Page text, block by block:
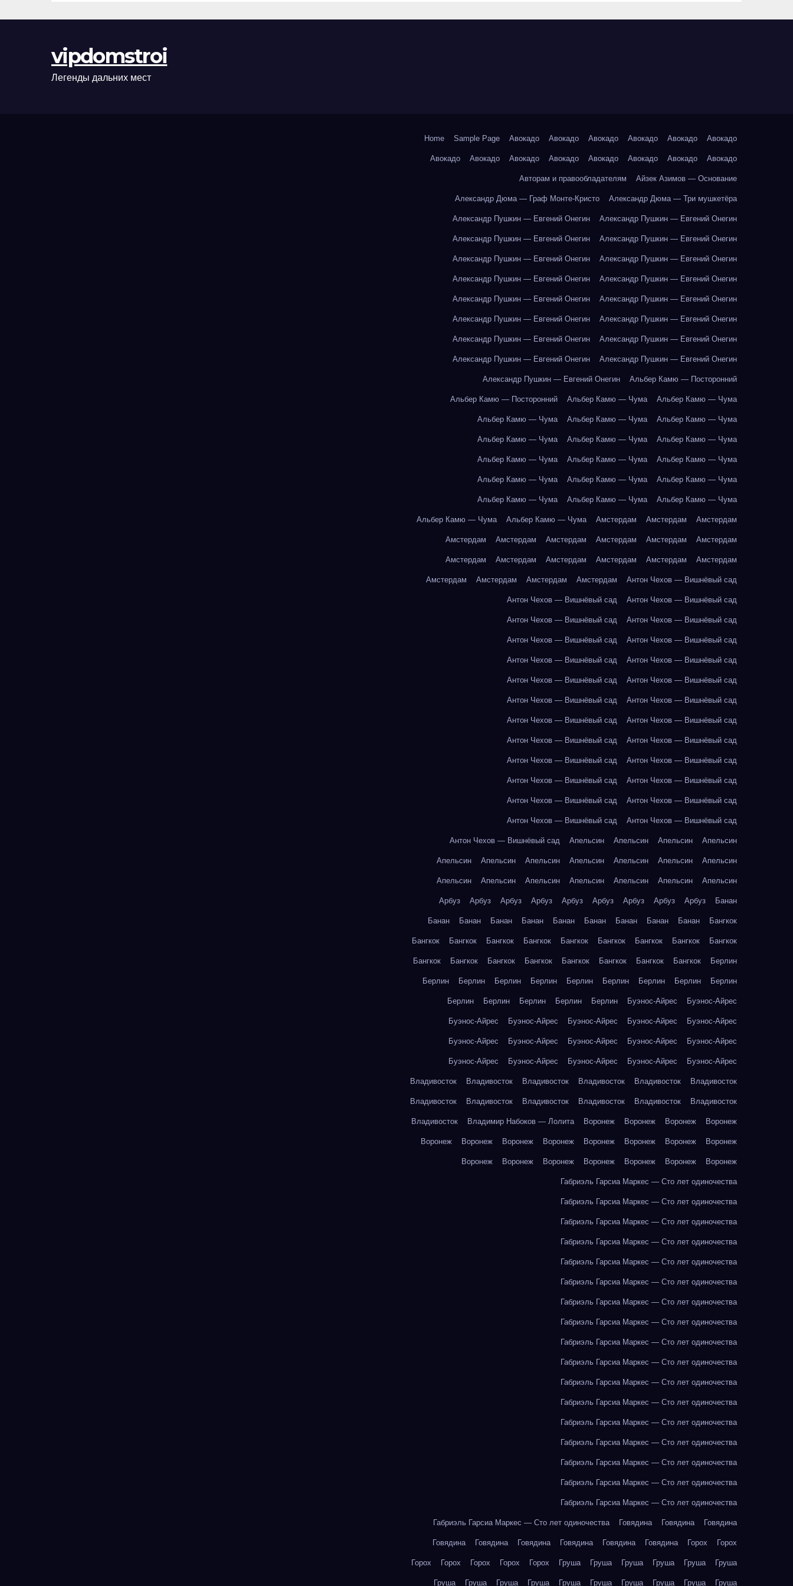
оформления
рыночные
ориентиры
vipdomstroi
Легенды дальних мест
Home Sample Page Авокадо Авокадо Авокадо Авокадо Авокадо Авокадо
Авокадо Авокадо Авокадо Авокадо Авокадо Авокадо Авокадо Авокадо
Авторам и правообладателям Айзек Азимов — Основание
Александр Дюма — Граф Монте-Кристо Александр Дюма — Три мушкетёра
Александр Пушкин — Евгений Онегин Александр Пушкин — Евгений Онегин
Александр Пушкин — Евгений Онегин Александр Пушкин — Евгений Онегин
Александр Пушкин — Евгений Онегин Александр Пушкин — Евгений Онегин
Александр Пушкин — Евгений Онегин Александр Пушкин — Евгений Онегин
Александр Пушкин — Евгений Онегин Александр Пушкин — Евгений Онегин
Александр Пушкин — Евгений Онегин Александр Пушкин — Евгений Онегин
Александр Пушкин — Евгений Онегин Александр Пушкин — Евгений Онегин
Александр Пушкин — Евгений Онегин Александр Пушкин — Евгений Онегин
Александр Пушкин — Евгений Онегин Альбер Камю — Посторонний
Альбер Камю — Посторонний Альбер Камю — Чума Альбер Камю — Чума
Альбер Камю — Чума Альбер Камю — Чума Альбер Камю — Чума
Альбер Камю — Чума Альбер Камю — Чума Альбер Камю — Чума
Альбер Камю — Чума Альбер Камю — Чума Альбер Камю — Чума
Альбер Камю — Чума Альбер Камю — Чума Альбер Камю — Чума
Альбер Камю — Чума Альбер Камю — Чума Альбер Камю — Чума
Альбер Камю — Чума Альбер Камю — Чума Амстердам Амстердам Амстердам
Амстердам Амстердам Амстердам Амстердам Амстердам Амстердам
Амстердам Амстердам Амстердам Амстердам Амстердам Амстердам
Амстердам Амстердам Амстердам Амстердам Антон Чехов — Вишнёвый сад
Антон Чехов — Вишнёвый сад Антон Чехов — Вишнёвый сад
Антон Чехов — Вишнёвый сад Антон Чехов — Вишнёвый сад
Антон Чехов — Вишнёвый сад Антон Чехов — Вишнёвый сад
Антон Чехов — Вишнёвый сад Антон Чехов — Вишнёвый сад
Антон Чехов — Вишнёвый сад Антон Чехов — Вишнёвый сад
Антон Чехов — Вишнёвый сад Антон Чехов — Вишнёвый сад
Антон Чехов — Вишнёвый сад Антон Чехов — Вишнёвый сад
Антон Чехов — Вишнёвый сад Антон Чехов — Вишнёвый сад
Антон Чехов — Вишнёвый сад Антон Чехов — Вишнёвый сад
Антон Чехов — Вишнёвый сад Антон Чехов — Вишнёвый сад
Антон Чехов — Вишнёвый сад Антон Чехов — Вишнёвый сад
Антон Чехов — Вишнёвый сад Антон Чехов — Вишнёвый сад
Антон Чехов — Вишнёвый сад Апельсин Апельсин Апельсин Апельсин
Апельсин Апельсин Апельсин Апельсин Апельсин Апельсин Апельсин
Апельсин Апельсин Апельсин Апельсин Апельсин Апельсин Апельсин
Арбуз Арбуз Арбуз Арбуз Арбуз Арбуз Арбуз Арбуз Арбуз Банан
Банан Банан Банан Банан Банан Банан Банан Банан Банан Бангкок
Бангкок Бангкок Бангкок Бангкок Бангкок Бангкок Бангкок Бангкок Бангкок
Бангкок Бангкок Бангкок Бангкок Бангкок Бангкок Бангкок Бангкок Берлин
Берлин Берлин Берлин Берлин Берлин Берлин Берлин Берлин Берлин
Берлин Берлин Берлин Берлин Берлин Буэнос-Айрес Буэнос-Айрес
Буэнос-Айрес Буэнос-Айрес Буэнос-Айрес Буэнос-Айрес Буэнос-Айрес
Буэнос-Айрес Буэнос-Айрес Буэнос-Айрес Буэнос-Айрес Буэнос-Айрес
Буэнос-Айрес Буэнос-Айрес Буэнос-Айрес Буэнос-Айрес Буэнос-Айрес
Владивосток Владивосток Владивосток Владивосток Владивосток Владивосток
Владивосток Владивосток Владивосток Владивосток Владивосток Владивосток
Владивосток Владимир Набоков — Лолита Воронеж Воронеж Воронеж Воронеж
Воронеж Воронеж Воронеж Воронеж Воронеж Воронеж Воронеж Воронеж
Воронеж Воронеж Воронеж Воронеж Воронеж Воронеж Воронеж
Габриэль Гарсиа Маркес — Сто лет одиночества
Габриэль Гарсиа Маркес — Сто лет одиночества
Габриэль Гарсиа Маркес — Сто лет одиночества
Габриэль Гарсиа Маркес — Сто лет одиночества
Габриэль Гарсиа Маркес — Сто лет одиночества
Габриэль Гарсиа Маркес — Сто лет одиночества
Габриэль Гарсиа Маркес — Сто лет одиночества
Габриэль Гарсиа Маркес — Сто лет одиночества
Габриэль Гарсиа Маркес — Сто лет одиночества
Габриэль Гарсиа Маркес — Сто лет одиночества
Габриэль Гарсиа Маркес — Сто лет одиночества
Габриэль Гарсиа Маркес — Сто лет одиночества
Габриэль Гарсиа Маркес — Сто лет одиночества
Габриэль Гарсиа Маркес — Сто лет одиночества
Габриэль Гарсиа Маркес — Сто лет одиночества
Габриэль Гарсиа Маркес — Сто лет одиночества
Габриэль Гарсиа Маркес — Сто лет одиночества
Габриэль Гарсиа Маркес — Сто лет одиночества Говядина Говядина Говядина
Говядина Говядина Говядина Говядина Говядина Говядина Горох Горох
Горох Горох Горох Горох Горох Груша Груша Груша Груша Груша Груша
Груша Груша Груша Груша Груша Груша Груша Груша Груша Груша